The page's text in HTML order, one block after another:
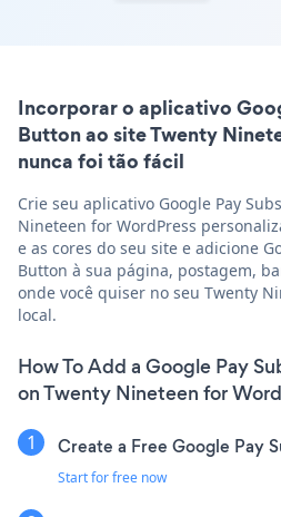
Incorporar o aplicativo
Button ao site Twenty
nunca foi tão fácil
Crie seu aplicativo Google Pay
Nineteen for WordPress
e as cores do seu site e adicione
Button à sua página, postagem,
onde você quiser no seu Twenty
local.
How To Add a Google Pay
on Twenty Nineteen for
Create a Free Google Pay
Start for free now